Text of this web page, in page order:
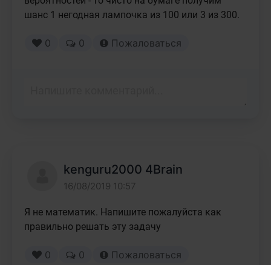
шанс 1 негодная лампочка из 100 или 3 из 300.
0 0 Пожаловаться
kenguru2000 4Brain
16/08/2019 10:57
Я не математик. Напишите пожалуйста как
правильно решать эту задачу
0 0 Пожаловаться